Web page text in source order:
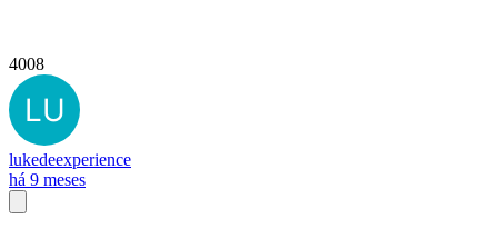
4008
lukedeexperience
há 9 meses